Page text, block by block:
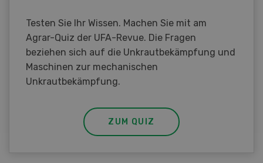
Testen Sie Ihr Wissen. Machen Sie mit am
Agrar-Quiz der UFA-Revue. Die Fragen
beziehen sich auf die Unkrautbekämpfung und
Maschinen zur mechanischen
Unkrautbekämpfung.
ZUM QUIZ